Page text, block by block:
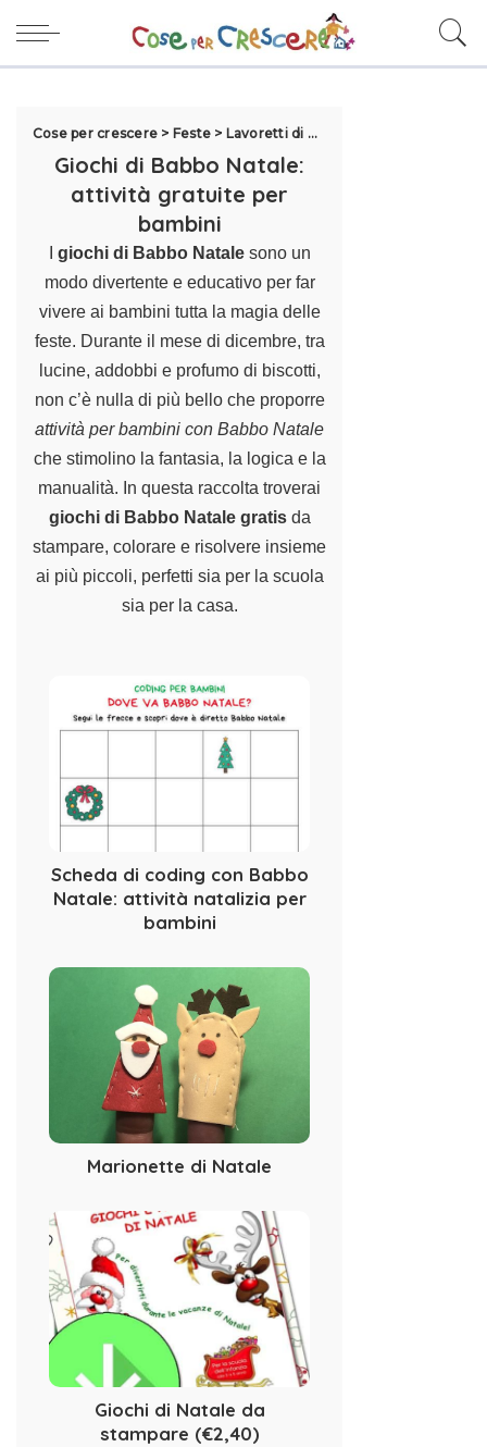
Cose per crescere > Feste > Lavoretti di Natale per bambini
Giochi di Babbo Natale:
attività gratuite per
bambini
giochi di Babbo Natalesono un
modo divertente e educativo per far
vivere ai bambini tutta la magia delle
feste. Durante il mese di dicembre, tra
lucine, addobbi e profumo di biscotti,
non c’è nulla di più bello che proporre
attività per bambini con Babbo Natale
che stimolino la fantasia, la logica e la
manualità. In questa raccolta troverai
giochi di Babbo Natale gratisda
stampare, colorare e risolvere insieme
ai più piccoli, perfetti sia per la scuola
sia per la casa.
Scheda di coding con Babbo
Natale: attività natalizia per
bambini
Marionette di Natale
Giochi di Natale da
stampare (€2,40)